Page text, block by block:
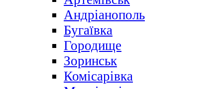
Андріанополь
Бугаївка
Городище
Зоринськ
Комісарівка